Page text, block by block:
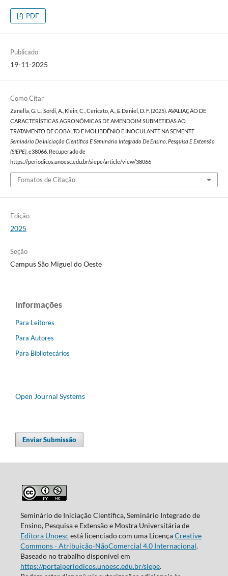
PDF
Publicado
19-11-2025
Como Citar
Zanella, G. L., Sordi, A., Klein, C., Cericato, A., & Daniel, D. F. (2025). AVALIAÇÃO DE
CARACTERÍSTICAS AGRONÔMICAS DE AMENDOIM SUBMETIDAS AO
TRATAMENTO DE COBALTO E MOLIBDÊNIO E INOCULANTE NA SEMENTE.
Seminário De Iniciação Científica E Seminário Integrado De Ensino, Pesquisa E Extensão
(SIEPE), e38066. Recuperado de
https://periodicos.unoesc.edu.br/siepe/article/view/38066
Fomatos de Citação
Edição
2025
Seção
Campus São Miguel do Oeste
Informações
Para Leitores
Para Autores
Para Bibliotecários
Open Journal Systems
Enviar Submissão
Seminário de Iniciação Científica, Seminário Integrado de
Ensino, Pesquisa e Extensão e Mostra Universitária de
Editora Unoesc está licenciado com uma LicençaCreative
Commons - Atribuição-NãoComercial 4.0 Internacional.
Baseado no trabalho disponível em
https://portalperiodicos.unoesc.edu.br/siepe.